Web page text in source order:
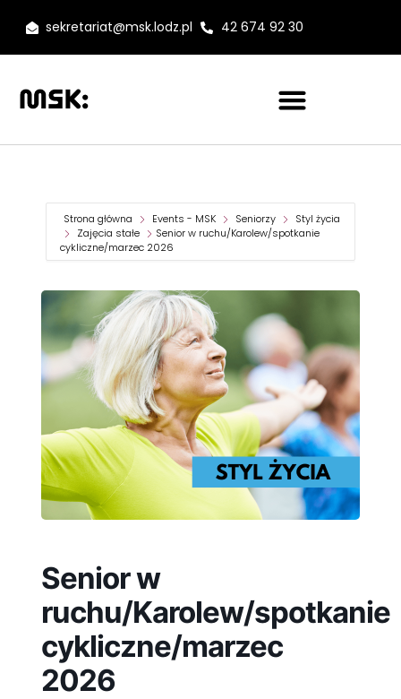
sekretariat@msk.lodz.pl 42 674 92 30
Strona główna Events - MSK Seniorzy
Styl życia
Zajęcia stałe
Senior w ruchu/Karolew/spotkanie
cykliczne/marzec 2026
Senior w
ruchu/Karolew/spotkanie
cykliczne/marzec
2026